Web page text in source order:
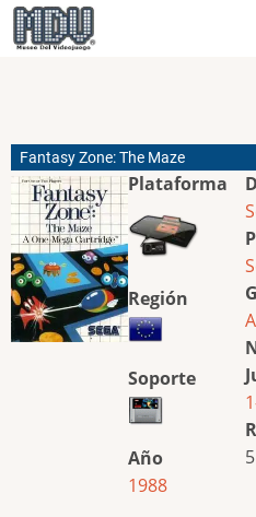
Pasar
al
Fantasy Zone: The Maze
Plataforma
Región
Soporte
Año
1988